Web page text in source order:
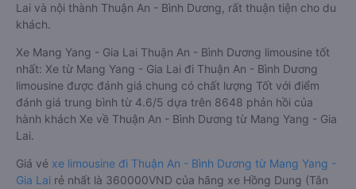
Lai và nội thành Thuận An - Bình Dương, rất thuận tiện cho du
khách.
Xe Mang Yang - Gia Lai Thuận An - Bình Dương limousine tốt
nhất: Xe từ Mang Yang - Gia Lai đi Thuận An - Bình Dương
limousine được đánh giá chung có chất lượng Tốt với điểm
đánh giá trung bình từ 4.6/5 dựa trên 8648 phản hồi của
hành khách Xe về Thuận An - Bình Dương từ Mang Yang - Gia
Lai.
Giá vé xe limousine đi Thuận An - Bình Dương từ Mang Yang -
Gia Lai rẻ nhất là 360000VND của hãng xe Hồng Dung (Tân